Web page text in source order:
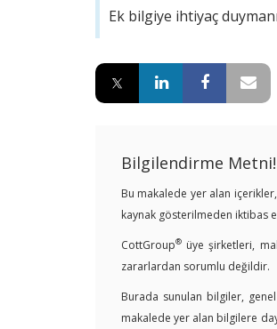
Ek bilgiye ihtiyaç
Bilgilendirme Metni!
Bu makalede yer alan
kaynak gösterilmeden iktibas
CottGroup® üye şirketleri,
zararlardan sorumlu değildir.
Burada sunulan bilgiler,
makalede yer alan bilgilere